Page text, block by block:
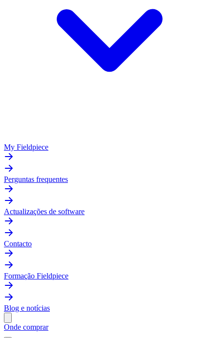
My Fieldpiece
Perguntas frequentes
Actualizações de software
Contacto
Formação Fieldpiece
Blog e notícias
Onde comprar